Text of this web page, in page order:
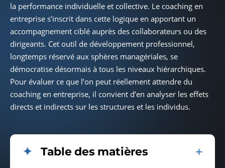
la performance individuelle et collective. Le coaching en
entreprise s’inscrit dans cette logique en apportant un
accompagnement ciblé auprès des collaborateurs ou des
dirigeants. Cet outil de développement professionnel,
longtemps réservé aux sphères managériales, se
démocratise désormais à tous les niveaux hiérarchiques.
Pour évaluer ce que l’on peut réellement attendre du
coaching en entreprise, il convient d’en analyser les effets
directs et indirects sur les structures et les individus.
Table des matières